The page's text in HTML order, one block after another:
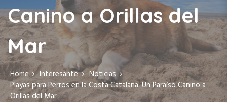
Canino a Orillas del
Mar
Home Interesante
Noticias
Playas para Perros en la Costa Catalana: Un Paraíso Canino a
Orillas del Mar